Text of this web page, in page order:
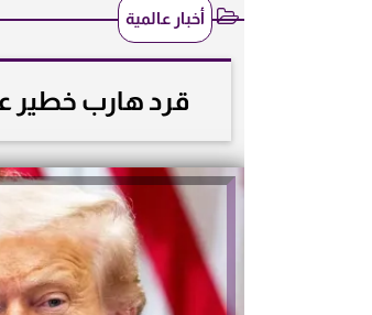
أخبار عالمية
قرد هارب خطير